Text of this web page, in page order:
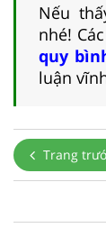
Nếu
nhé!
quy
luận
Trang